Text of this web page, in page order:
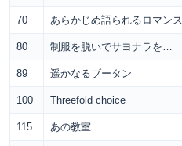
70 あらかじめ語られるロマンス
80 制服を脱いでサヨナラを…
89 遥かなるブータン
100 Threefold choice
115 あの教室